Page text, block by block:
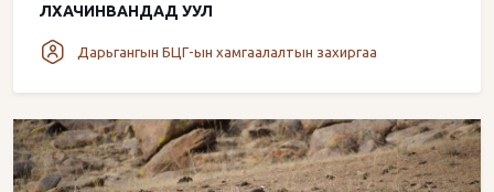
ЛХАЧИНВАНДАД УУЛ
Дарьгангын БЦГ-ын хамгаалалтын захиргаа